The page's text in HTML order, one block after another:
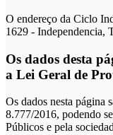
O endereço da Ciclo
1629 - Independencia,
Os dados desta
a Lei Geral de
Os dados nesta página
8.777/2016, podendo
Públicos e pela